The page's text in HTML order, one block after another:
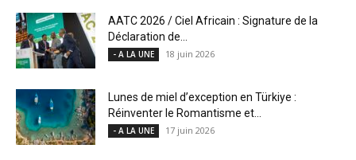
AATC 2026 / Ciel Africain : Signature de la
Déclaration de...
- A LA UNE 18 juin 2026
Lunes de miel d’exception en Türkiye :
Réinventer le Romantisme et...
- A LA UNE 17 juin 2026